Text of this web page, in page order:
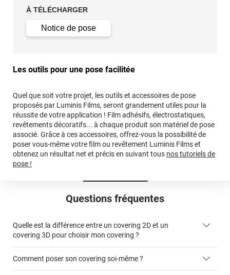
Questions fréquentes
Quelle est la différence entre un covering 2D et un
covering 3D pour choisir mon covering ?
covering 2D
Comment poser son covering soi-même ?
À TÉLÉCHARGER
Notice de pose
Les outils pour une pose facilitée
Quel que soit votre projet, les outils et accessoires de pose
proposés par Luminis Films, seront grandement utiles pour la
réussite de votre application ! Film adhésifs, électrostatiques,
revêtements décoratifs... à chaque produit son matériel de pose
associé. Grâce à ces accessoires, offrez-vous la possibilité de
poser vous-même votre film ou revêtement Luminis Films et
obtenez un résultat net et précis en suivant tous nos tutoriels de
pose !